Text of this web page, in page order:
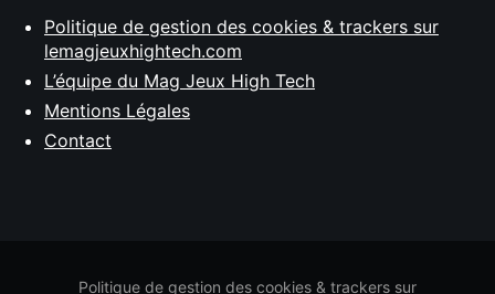
Politique de gestion des cookies & trackers sur
lemagjeuxhightech.com
L’équipe du Mag Jeux High Tech
Mentions Légales
Contact
Politique de gestion des cookies & trackers sur